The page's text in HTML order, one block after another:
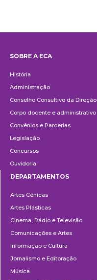
SOBRE A ECA
História
Administração
Conselho Consultivo da Direção
Corpo docente e administrativo
Convênios e Parcerias
Legislação
Concursos
Ouvidoria
DEPARTAMENTOS
Artes Cênicas
Artes Plásticas
Cinema, Rádio e Televisão
Comunicações e Artes
Informação e Cultura
Jornalismo e Editoração
Música